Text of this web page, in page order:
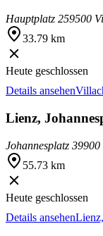
Hauptplatz 259500
33.79 km
Heute geschlossen
Details ansehen
Lienz,
Johannesplatz 39900
55.73 km
Heute geschlossen
Details ansehen